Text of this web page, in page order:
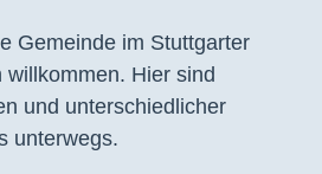
Gemeinde im Stuttgarter
Hier sind
und unterschiedlicher
unterwegs.